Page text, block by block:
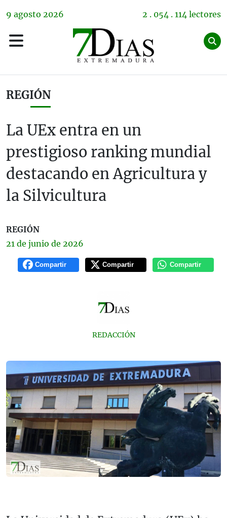
9 agosto 2026 2 . 054 . 114 lectores
REGIÓN
La UEx entra en un
prestigioso ranking mundial
destacando en Agricultura y
la Silvicultura
REGIÓN
21 de junio de 2026
Compartir Compartir Compartir
REDACCIÓN